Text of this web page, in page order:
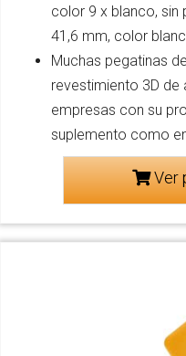
color 9 x blanco, sin
41,6 mm, color
Muchas pegatinas
revestimiento 3D de
empresas con su
suplemento como
Ver